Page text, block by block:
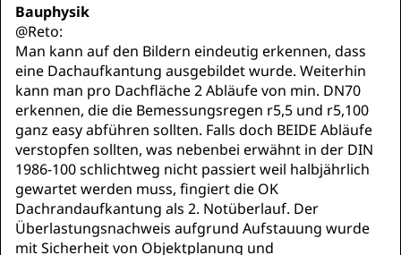
Bauphysik
@Reto:
Man kann auf den Bildern eindeutig erkennen, dass
eine Dachaufkantung ausgebildet wurde. Weiterhin
kann man pro Dachfläche 2 Abläufe von min. DN70
erkennen, die die Bemessungsregen r5,5 und r5,100
ganz easy abführen sollten. Falls doch BEIDE Abläufe
verstopfen sollten, was nebenbei erwähnt in der DIN
1986-100 schlichtweg nicht passiert weil halbjährlich
gewartet werden muss, fingiert die OK
Dachrandaufkantung als 2. Notüberlauf. Der
Überlastungsnachweis aufgrund Aufstauung wurde
mit Sicherheit von Objektplanung und